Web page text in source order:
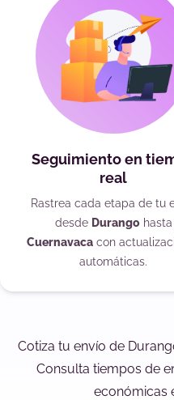
Seguimiento en
real
Rastrea cada etapa de tu
desde Durangohasta
Cuernavacacon
automáticas.
Cotiza tu envío de
Consulta tiempos de
económicas